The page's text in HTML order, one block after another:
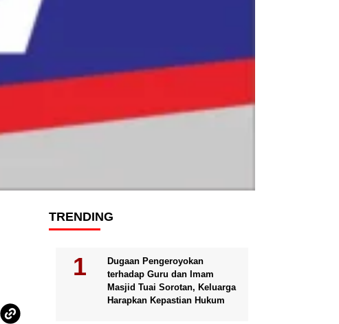
TRENDING
Dugaan Pengeroyokan
terhadap Guru dan Imam
Masjid Tuai Sorotan, Keluarga
Harapkan Kepastian Hukum